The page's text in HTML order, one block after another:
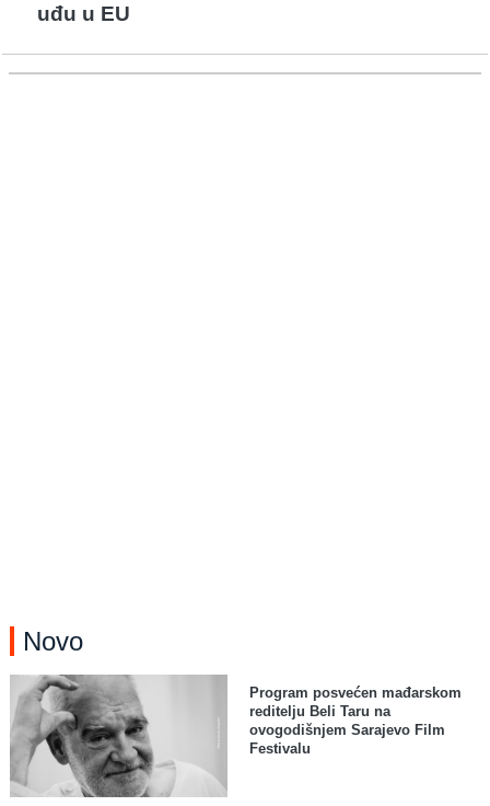
uđu u EU
Novo
Program posvećen mađarskom
reditelju Beli Taru na
ovogodišnjem Sarajevo Film
Festivalu